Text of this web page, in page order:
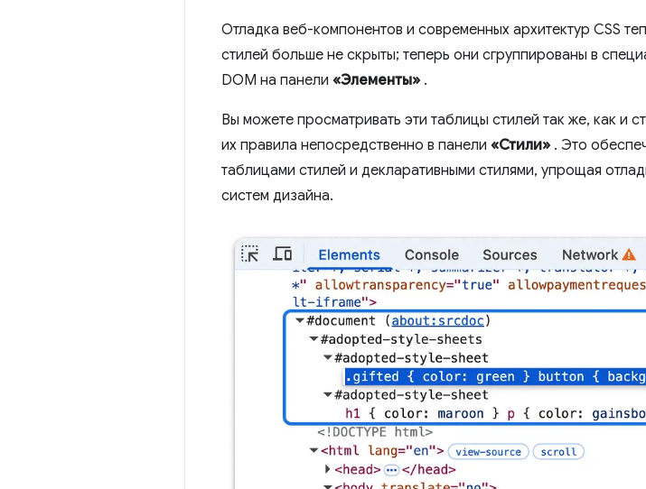
Отладка веб-компонентов и современных архитектур CSS
стилей больше не скрыты; теперь они сгруппированы в
DOM на панели «Элементы» .
Вы можете просматривать эти таблицы стилей так же, как и
их правила непосредственно в панели «Стили» . Это
таблицами стилей и декларативными стилями, упрощая
систем дизайна.